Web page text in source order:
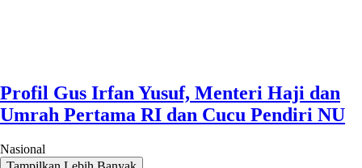
Profil Gus Irfan Yusuf, Menteri Haji dan
Umrah Pertama RI dan Cucu Pendiri NU
Nasional